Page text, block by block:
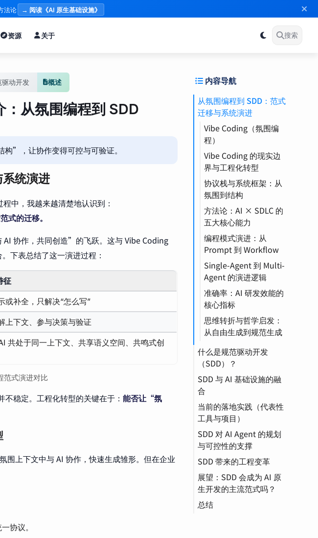
法论 → 阅读《AI 原生基础设施》
资源 关于 搜索
驱动开发 概述
从氛围编程到 SDD
”，让协作变得可控与可验证。
统演进
中，我越来越清楚地认识到：
式的迁移。
协作，共同创造”的飞跃。这与 Vibe Coding
下表总结了这一演进过程：
征
或补全，只解决“怎么写”
上下文、参与决策与验证
共处于同一上下文、共享语义空间、共鸣式创
范式演进对比
稳定。工程化转型的关键在于： 能否让“氛
上下文中与 AI 协作，快速生成雏形。但在企业
协议。
内容导航
从氛围编程到 SDD：范式
迁移与系统演进
Vibe Coding（氛围编
程）
Vibe Coding 的现实边
界与工程化转型
训练（Training）
协议栈与系统框架：从
氛围到结构
MCP（模型上下文协
议）
A2A（智能体间通
信）
Agent（智能体）
CI/CD（持续集成/持
续部署）
方法论：AI × SDLC 的
五大核心能力
SDD（规范驱动开
发）
Context
Engineering（上下文
工程）
编程模式演进：从
Prompt 到 Workflow
Prompt（提示词）
Context（上下文）
Single-Agent 到 Multi-
Agent 的演进逻辑
准确率：AI 研发效能的
核心指标
思维转折与哲学启发：
从自由生成到规范生成
什么是规范驱动开发
（SDD）？
LLM（大语言模型）
SDD 与 AI 基础设施的融
合
当前的落地实践（代表性
工具与项目）
Kiro
Spec-kit
CLI（命令行界面）
Tessl Framework
Qoder
LangChain Expression
Language (LCEL)
SDD 对 AI Agent 的规划
与可控性的支撑
嵌入（Embedding）
SDD 带来的工程变革
展望：SDD 会成为 AI 原
生开发的主流范式吗？
DevOps
总结